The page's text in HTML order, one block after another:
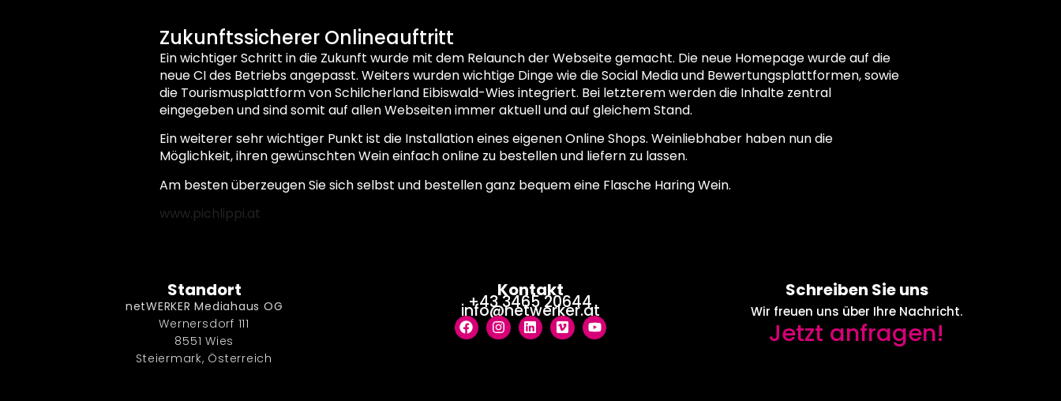
Zukunftssicherer Onlineauftritt
Ein wichtiger Schritt in die Zukunft wurde mit dem Relaunch der Webseite gemacht. Die neue Homepage wurde auf die
neue CI des Betriebs angepasst. Weiters wurden wichtige Dinge wie die Social Media und Bewertungsplattformen, sowie
die Tourismusplattform von Schilcherland Eibiswald-Wies integriert. Bei letzterem werden die Inhalte zentral
eingegeben und sind somit auf allen Webseiten immer aktuell und auf gleichem Stand.
Ein weiterer sehr wichtiger Punkt ist die Installation eines eigenen Online Shops. Weinliebhaber haben nun die
Möglichkeit, ihren gewünschten Wein einfach online zu bestellen und liefern zu lassen.
Am besten überzeugen Sie sich selbst und bestellen ganz bequem eine Flasche Haring Wein.
www.pichlippi.at
Standort
netWERKER Mediahaus OG
Wernersdorf 111
8551 Wies
Steiermark, Österreich
Kontakt
+43 3465 20644
info@netwerker.at
Schreiben Sie uns
Wir freuen uns über Ihre Nachricht.
Jetzt anfragen!